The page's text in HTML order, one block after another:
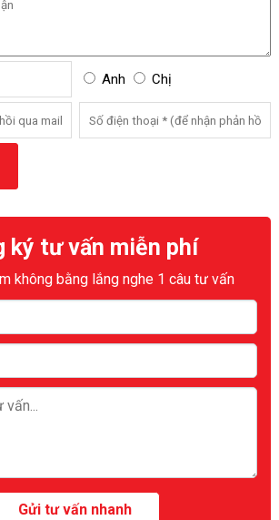
Anh Chị
ký tư vấn miễn phí
không bằng lắng nghe 1 câu tư vấn